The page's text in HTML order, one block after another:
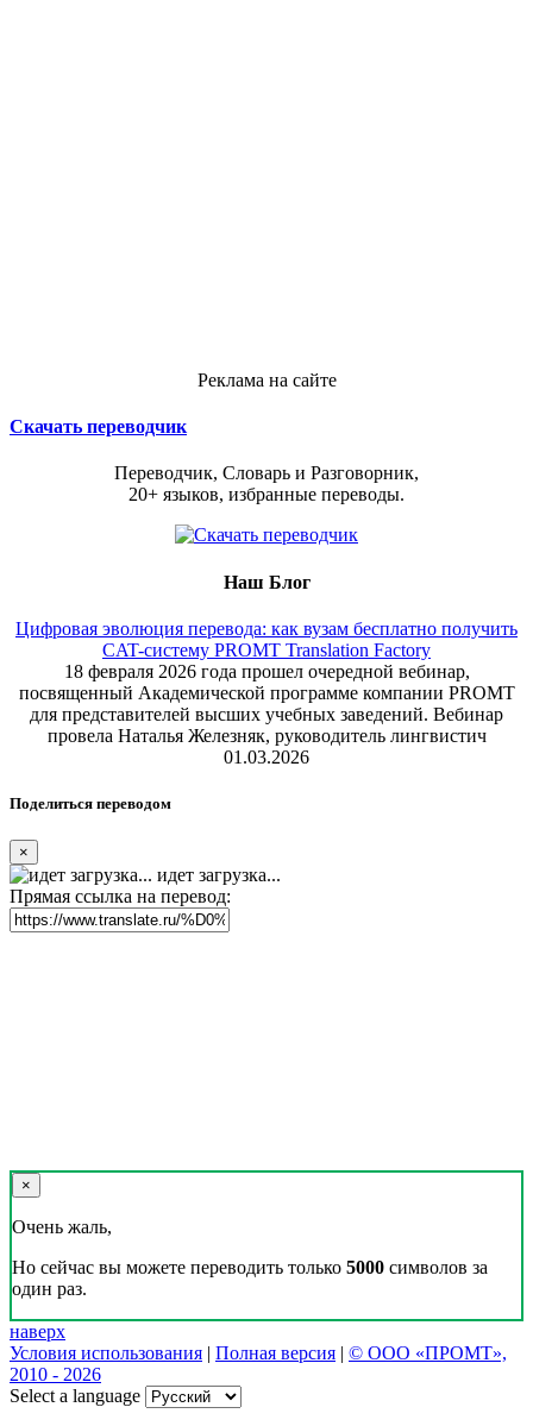
Реклама на сайте
Скачать переводчик
Переводчик, Словарь и Разговорник,
20+ языков, избранные переводы.
Наш Блог
Цифровая эволюция перевода: как вузам бесплатно получить
CAT-систему PROMT Translation Factory
18 февраля 2026 года прошел очередной вебинар,
посвященный Академической программе компании PROMT
для представителей высших учебных заведений. Вебинар
провела Наталья Железняк, руководитель лингвистич
01.03.2026
Поделиться переводом
×
идет загрузка...
Прямая ссылка на перевод:
×
Очень жаль,
Но сейчас вы можете переводить только 5000 символов за
один раз.
наверх
Условия использования | Полная версия | © ООО «ПРОМТ»,
2010 - 2026
Select a language